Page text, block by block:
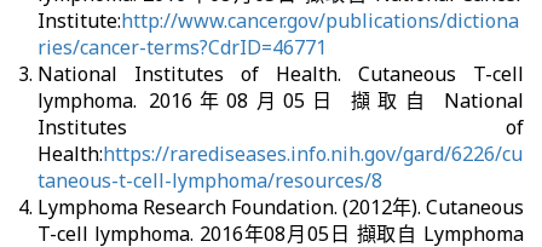
Institute:http://www.cancer.gov/publications/dictiona
ries/cancer-terms?CdrID=46771
National Institutes of Health. Cutaneous T-cell
lymphoma. 2016年08月05日 擷取自 National
Institutes of
Health:https://rarediseases.info.nih.gov/gard/6226/cu
taneous-t-cell-lymphoma/resources/8
Lymphoma Research Foundation. (2012年). Cutaneous
T-cell lymphoma. 2016年08月05日 擷取自 Lymphoma